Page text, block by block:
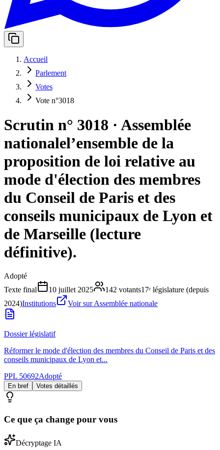
Accueil
Parlement
Votes
Vote n°3018
Scrutin n° 3018 · Assemblée
nationalel’ensemble de la
proposition de loi relative au
mode d'élection des membres
du Conseil de Paris et des
conseils municipaux de Lyon et
de Marseille (lecture
définitive).
Adopté
Texte final
10 juillet 2025 142 votants17ᵉ législature (depuis
2024)Institutions Voir sur Assemblée nationale
Dossier législatif
Réformer le mode d'élection des membres du Conseil de Paris et des
conseils municipaux de Lyon et...
PPL 50692Adopté
En bref Votes détaillés
Ce que ça change pour vous
Décryptage IA